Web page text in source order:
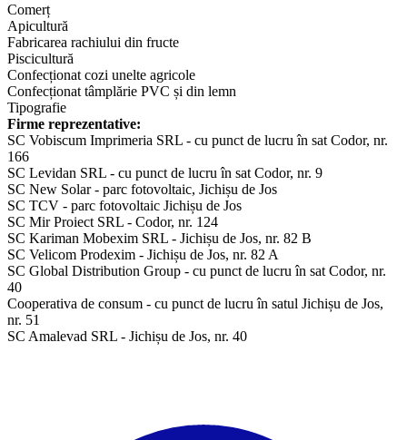
Comerț
Apicultură
Fabricarea rachiului din fructe
Piscicultură
Confecționat cozi unelte agricole
Confecționat tâmplărie PVC și din lemn
Tipografie
Firme reprezentative:
SC Vobiscum Imprimeria SRL - cu punct de lucru în sat Codor, nr.
166
SC Levidan SRL - cu punct de lucru în sat Codor, nr. 9
SC New Solar - parc fotovoltaic, Jichișu de Jos
SC TCV - parc fotovoltaic Jichișu de Jos
SC Mir Proiect SRL - Codor, nr. 124
SC Kariman Mobexim SRL - Jichișu de Jos, nr. 82 B
SC Velicom Prodexim - Jichișu de Jos, nr. 82 A
SC Global Distribution Group - cu punct de lucru în sat Codor, nr.
40
Cooperativa de consum - cu punct de lucru în satul Jichișu de Jos,
nr. 51
SC Amalevad SRL - Jichișu de Jos, nr. 40